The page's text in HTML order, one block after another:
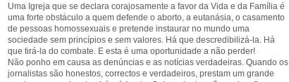
Uma Igreja que se declara corajosamente a favor da Vida e da Família é
uma forte obstáculo a quem defende o aborto, a eutanásia, o casamento
de pessoas homossexuais e pretende instaurar no mundo uma
sociedade sem princípios e sem valores. Há que descredibilizá-la. Há
que tirá-la do combate. E esta é uma oportunidade a não perder!
Não ponho em causa as denúncias e as notícias verdadeiras. Quando os
jornalistas são honestos, correctos e verdadeiros, prestam um grande